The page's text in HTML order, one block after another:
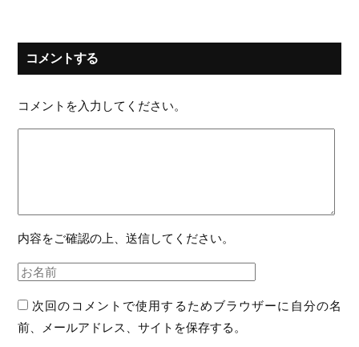
コメントする
コメントを入力してください。
内容をご確認の上、送信してください。
次回のコメントで使用するためブラウザーに自分の名
前、メールアドレス、サイトを保存する。